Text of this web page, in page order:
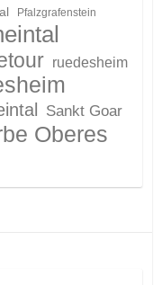
Pfalzgrafenstein
ruedesheim
Sankt Goar
Oberes